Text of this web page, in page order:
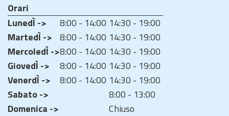
Orari
LunedÌ ->
8:00 - 14:00 14:30 - 19:00
MartedÌ -> 8:00 - 14:00 14:30 - 19:00
MercoledÌ ->8:00 - 14:00 14:30 - 19:00
GiovedÌ ->
8:00 - 14:00 14:30 - 19:00
VenerdÌ ->
8:00 - 14:00 14:30 - 19:00
Sabato ->
8:00 - 13:00
Domenica ->
Chiuso